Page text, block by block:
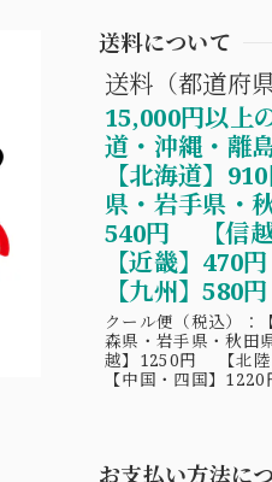
送料について
送料（都道府
15,000円以上
道・沖縄・離
【北海道】
県・岩手県・
540円 【信越
【近畿】
【九州】580
クール便（税込）
森県・岩手県・秋
越】1250円 【北
【中国・四国】
お支払い方法に